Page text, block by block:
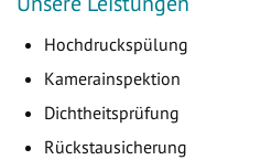
Hochdruckspülung
Kamerainspektion
Dichtheitsprüfung
Rückstausicherung